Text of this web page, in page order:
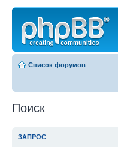
Список форумов
Поиск
ЗАПРОС